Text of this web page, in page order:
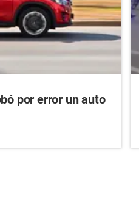
por error un auto